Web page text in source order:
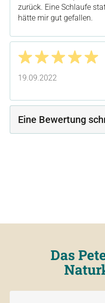
zurück. Eine Schlaufe
hätte mir gut gefallen.
19.09.2022
Eine Bewertung
Das